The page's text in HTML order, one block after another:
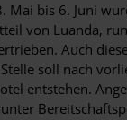
Mai bis 6. Juni
von Luanda,
Auch
soll nach
entstehen.